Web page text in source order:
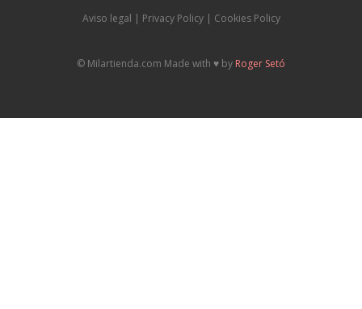
Aviso legal | Privacy Policy | Cookies Policy
© Milartienda.com Made with ♥️ by Roger Setó